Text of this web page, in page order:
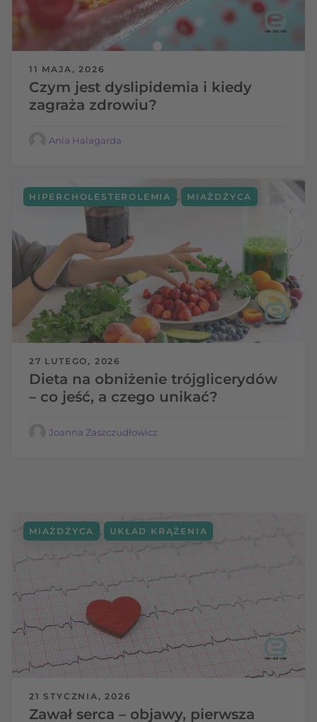
11 MAJA, 2026
Czym jest dyslipidemia i kiedy
zagraża zdrowiu?
Ania Halagarda
27 LUTEGO, 2026
Dieta na obniżenie trójglicerydów
– co jeść, a czego unikać?
HIPERCHOLESTEROLEMIA MIAŻDŻYCA
Joanna Zaszczudłowicz
21 STYCZNIA, 2026
Zawał serca – objawy, pierwsza
MIAŻDŻYCA , UKŁAD KRĄŻENIA